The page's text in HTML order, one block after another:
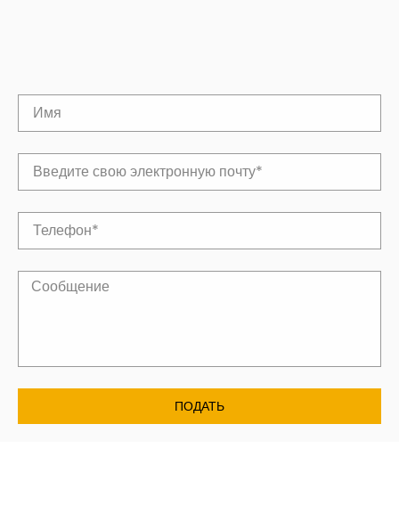
ПОДАТЬ